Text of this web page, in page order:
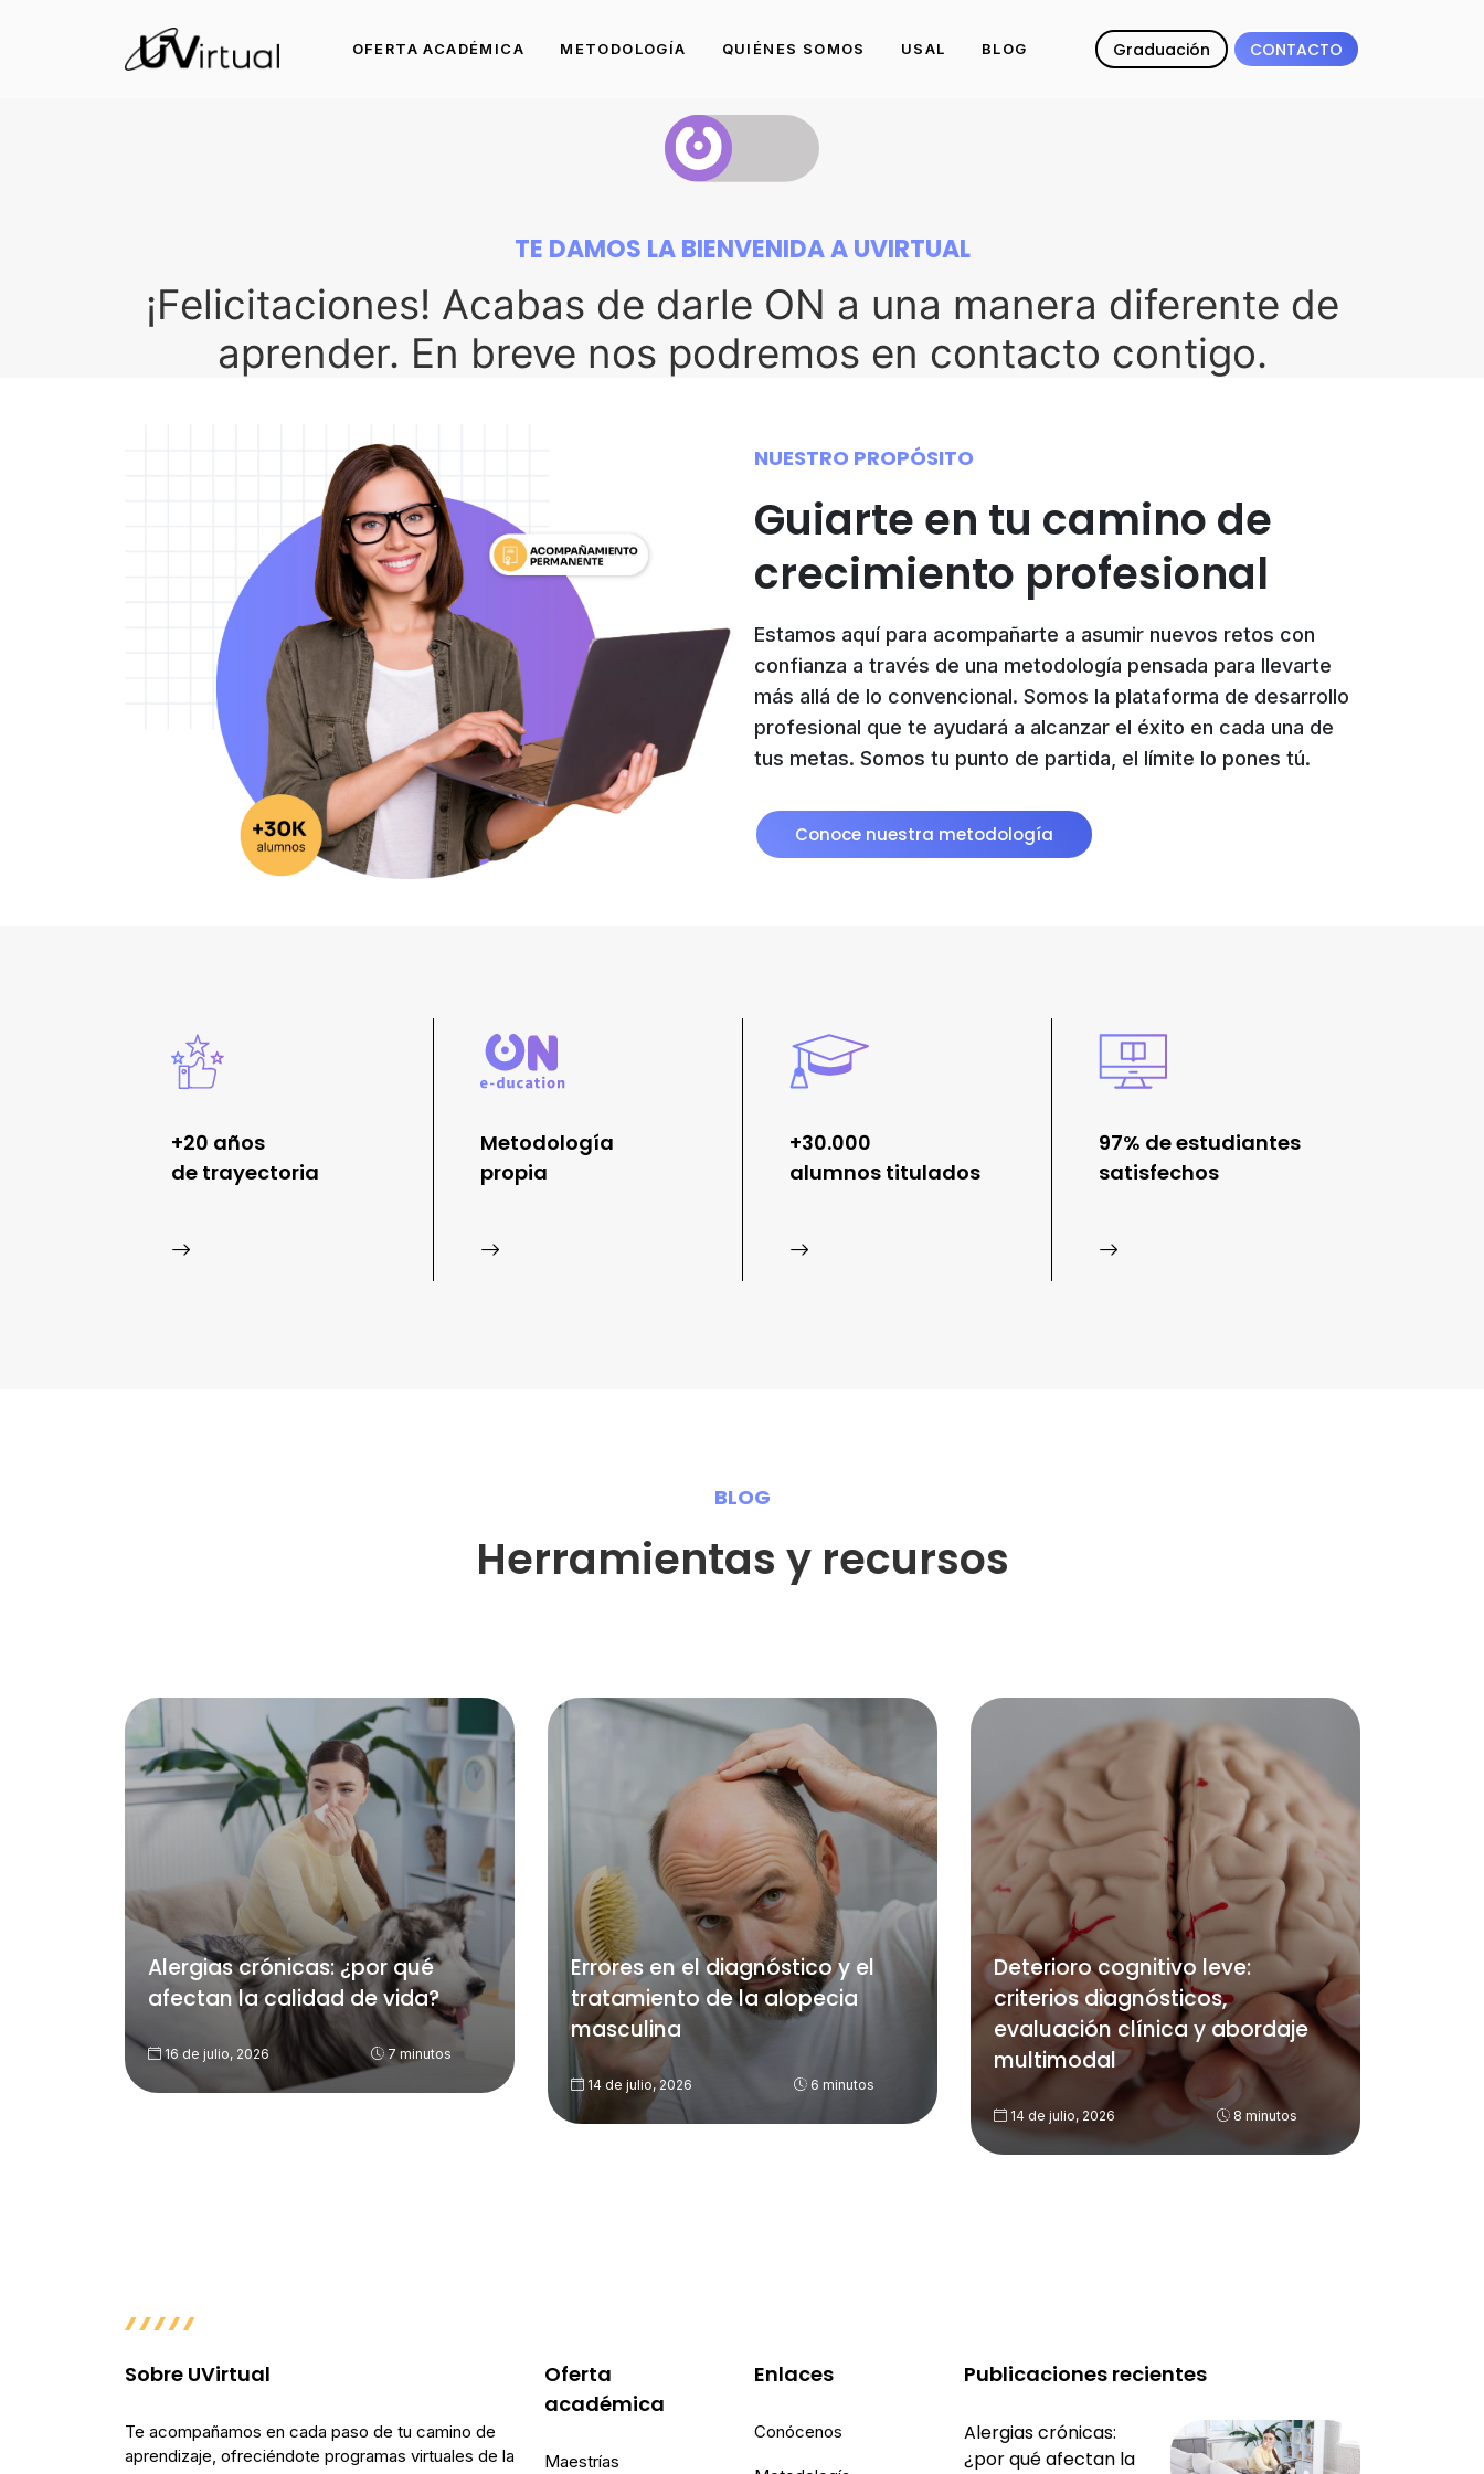
OFERTA ACADÉMICA METODOLOGÍA QUIÉNES SOMOS USAL BLOG Graduación CONTACTO
TE DAMOS LA BIENVENIDA A UVIRTUAL
¡Felicitaciones! Acabas de darle ON a una manera diferente de
aprender. En breve nos podremos en contacto contigo.
NUESTRO PROPÓSITO
Guiarte en tu camino de
crecimiento profesional
Estamos aquí para acompañarte a asumir nuevos retos con
confianza a través de una metodología pensada para llevarte
más allá de lo convencional. Somos la plataforma de desarrollo
profesional que te ayudará a alcanzar el éxito en cada una de
tus metas. Somos tu punto de partida, el límite lo pones tú.
Conoce nuestra metodología
+20 años
de trayectoria
Metodología
propia
+30.000
alumnos titulados
97% de estudiantes
satisfechos
BLOG
Herramientas y recursos
Alergias crónicas: ¿por qué
afectan la calidad de vida?
16 de julio, 2026 7 minutos
Errores en el diagnóstico y el
tratamiento de la alopecia
masculina
14 de julio, 2026 6 minutos
Deterioro cognitivo leve:
criterios diagnósticos,
evaluación clínica y abordaje
multimodal
14 de julio, 2026 8 minutos
Sobre UVirtual
Te acompañamos en cada paso de tu camino de
aprendizaje, ofreciéndote programas virtuales de la
Oferta
académica
Maestrías
Enlaces
Conócenos
Publicaciones recientes
Alergias crónicas:
¿por qué afectan la